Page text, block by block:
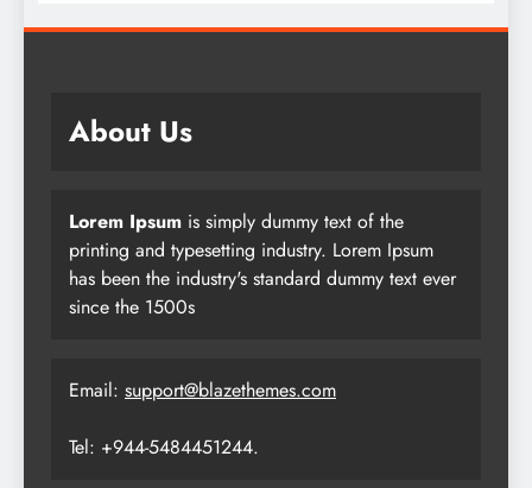
About Us
Lorem Ipsum is simply dummy text of the
printing and typesetting industry. Lorem Ipsum
has been the industry's standard dummy text ever
since the 1500s
Email: support@blazethemes.com
Tel: +944-5484451244.